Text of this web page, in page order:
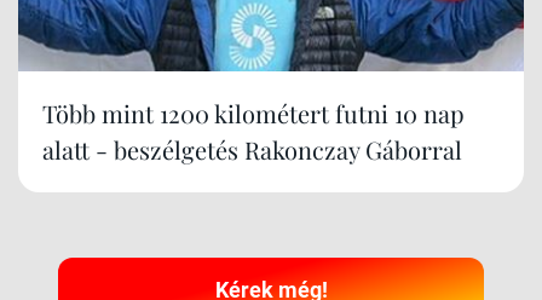
Több mint 1200 kilométert futni 10 nap
alatt - beszélgetés Rakonczay Gáborral
Kérek még!